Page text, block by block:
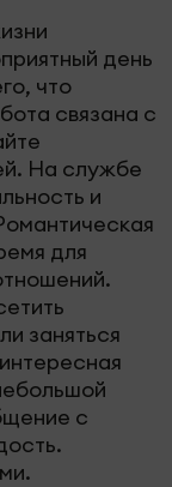
день
что
связана с
На службе
и
для
заняться
с